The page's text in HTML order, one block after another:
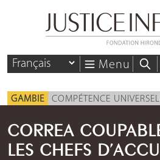
Menu
GAMBIE COMPÉTENCE
CORREA
LES CHEFS